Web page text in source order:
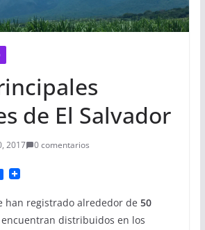
de El Salvador
2017 0 comentarios
han registrado alrededor de 50
distribuidos en los